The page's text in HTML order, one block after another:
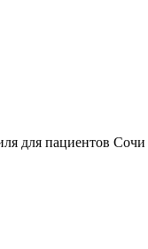
для пациентов Сочи